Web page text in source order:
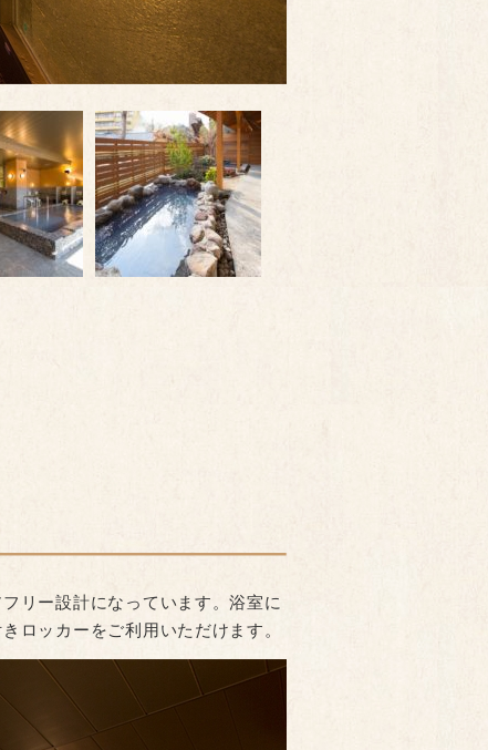
リー設計になっています。浴室に
ロッカーをご利用いただけます。